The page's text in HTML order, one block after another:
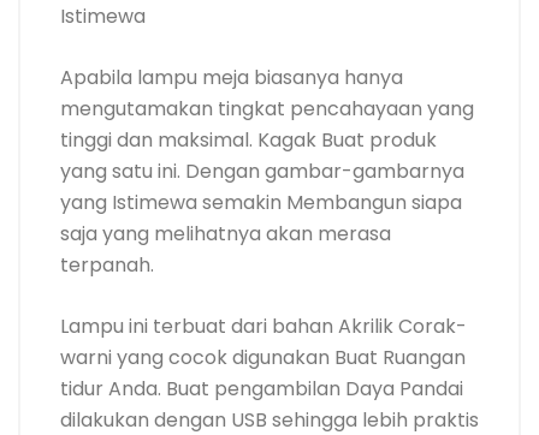
Istimewa
Apabila lampu meja biasanya hanya
mengutamakan tingkat pencahayaan yang
tinggi dan maksimal. Kagak Buat produk
yang satu ini. Dengan gambar-gambarnya
yang Istimewa semakin Membangun siapa
saja yang melihatnya akan merasa
terpanah.
Lampu ini terbuat dari bahan Akrilik Corak-
warni yang cocok digunakan Buat Ruangan
tidur Anda. Buat pengambilan Daya Pandai
dilakukan dengan USB sehingga lebih praktis